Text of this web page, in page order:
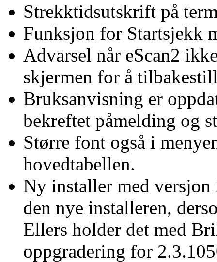
Strekktidsutskrift på
Funksjon for Startsjekk
Advarsel når eScan2
skjermen for å
Bruksanvisning er
bekreftet påmelding og
Større font også i
hovedtabellen.
Ny installer med
den nye installeren,
Ellers holder det med
oppgradering for